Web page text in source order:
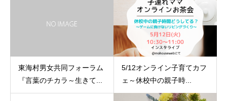
東海村男女共同フォーラム
『言葉のチカラ～生きて...
5/12オンライン子育てカフ
ェ～休校中の親子時...